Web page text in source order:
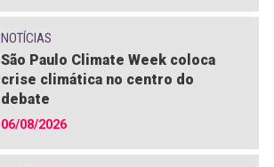
NOTÍCIAS
São Paulo Climate Week coloca
crise climática no centro do
debate
06/08/2026